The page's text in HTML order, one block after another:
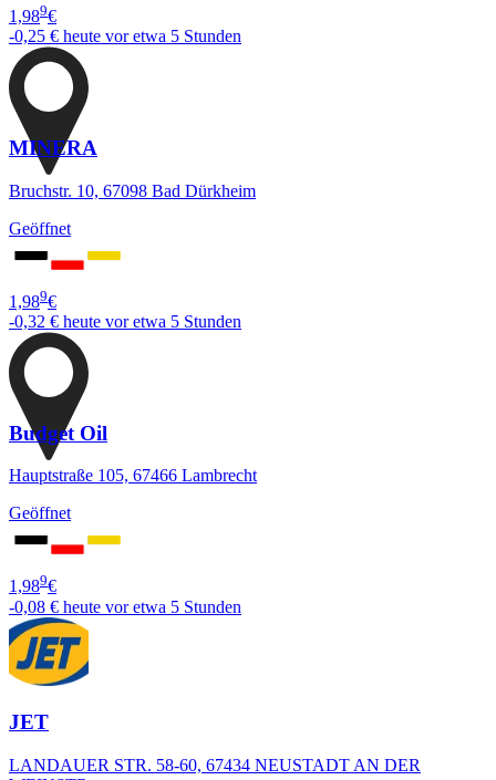
1,989€
-0,25 € heute vor etwa 5 Stunden
MINERA
Bruchstr. 10, 67098 Bad Dürkheim
Geöffnet
1,989€
-0,32 € heute vor etwa 5 Stunden
Budget Oil
Hauptstraße 105, 67466 Lambrecht
Geöffnet
1,989€
-0,08 € heute vor etwa 5 Stunden
JET
LANDAUER STR. 58-60, 67434 NEUSTADT AN DER